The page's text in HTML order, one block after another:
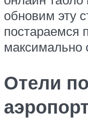
обновим эту
постараемся
Отели